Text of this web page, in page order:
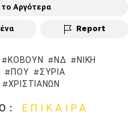
Αργότερα
Report
ΚΌΒΟΥΝ ΝΔ
ΝΊΚΗ
ΠΟΥ
ΣΥΡΊΑ
ΧΡΙΣΤΙΑΝΏΝ
ΕΠΊΚΑΙΡΑ